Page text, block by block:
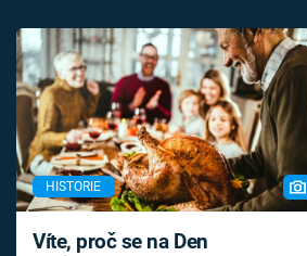
HISTORIE
Víte, proč se na Den